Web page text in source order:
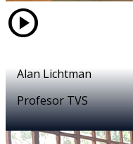
play_circle
Alan Lichtman
Profesor TVS